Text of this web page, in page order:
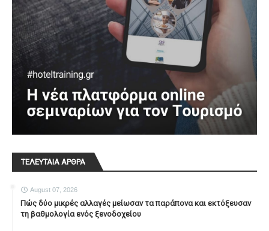
ΤΕΛΕΥΤΑΙΑ ΑΡΘΡΑ
August 07, 2026
Πώς δύο μικρές αλλαγές μείωσαν τα παράπονα και εκτόξευσαν
τη βαθμολογία ενός ξενοδοχείου